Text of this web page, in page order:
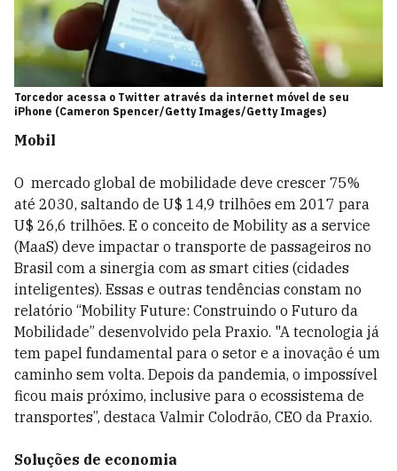
Torcedor acessa o Twitter através da internet móvel de seu
iPhone (Cameron Spencer/Getty Images/Getty Images)
Mobil
O mercado global de mobilidade deve crescer 75%
até 2030, saltando de U$ 14,9 trilhões em 2017 para
U$ 26,6 trilhões. E o conceito de Mobility as a service
(MaaS) deve impactar o transporte de passageiros no
Brasil com a sinergia com as smart cities (cidades
inteligentes). Essas e outras tendências constam no
relatório “Mobility Future: Construindo o Futuro da
Mobilidade” desenvolvido pela Praxio. "A tecnologia já
tem papel fundamental para o setor e a inovação é um
caminho sem volta. Depois da pandemia, o impossível
ficou mais próximo, inclusive para o ecossistema de
transportes”, destaca Valmir Colodrão, CEO da Praxio.
Soluções de economia